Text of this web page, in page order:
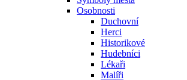
Osobnosti
Duchovní
Herci
Historikové
Hudebníci
Lékaři
Malíři